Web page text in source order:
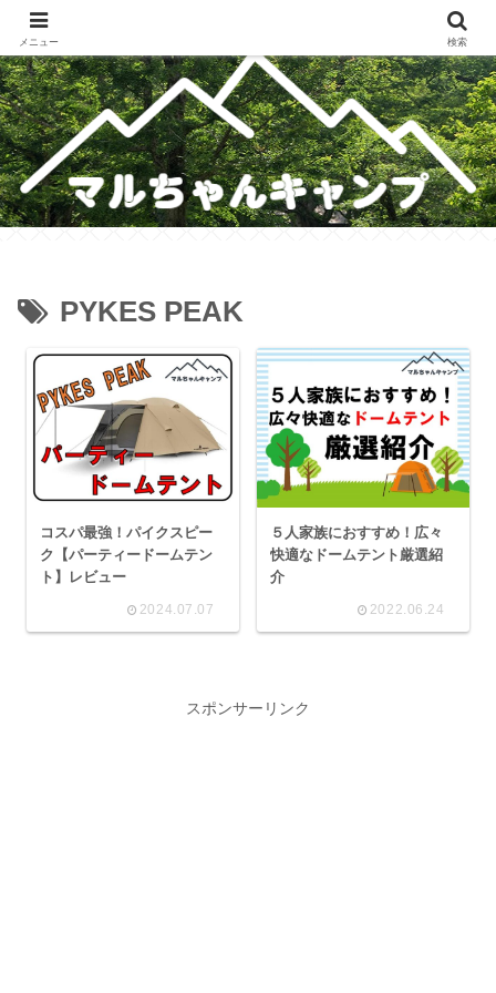
メスティンレシピ・テント・キャンプギア・ホットサンドレシピのブログ
PYKES PEAK
コスパ最強！パイクスピー
ク【パーティードームテン
ト】レビュー
2024.07.07
５人家族におすすめ！広々
快適なドームテント厳選紹
介
2022.06.24
スポンサーリンク
メニュー 検索